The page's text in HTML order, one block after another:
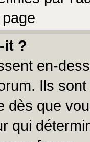
it ?
en-
Ils
dès que
qui